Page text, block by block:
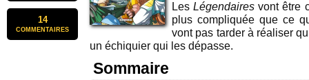
14
commentaires
LesLégendaires vont être
plus compliquée que ce
vont pas tarder à réaliser
un échiquier qui les dépasse.
Sommaire